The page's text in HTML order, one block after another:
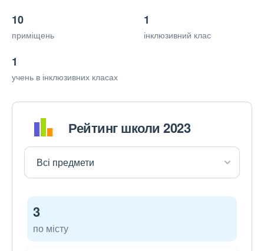
10
приміщень
1
інклюзивний клас
1
учень в інклюзивних класах
Рейтинг школи 2023
3
по місту